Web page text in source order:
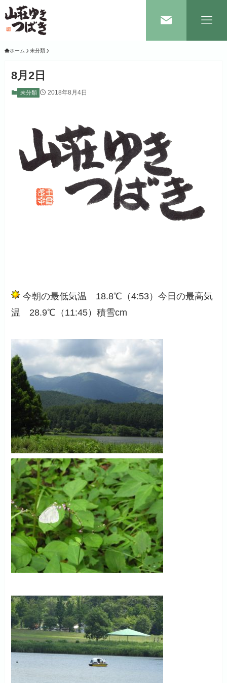
ホーム 未分類
8月2日
未分類 2018年8月4日
今朝の最低気温 18.8℃（4:53）今日の最高気
温 28.9℃（11:45）積雪cm